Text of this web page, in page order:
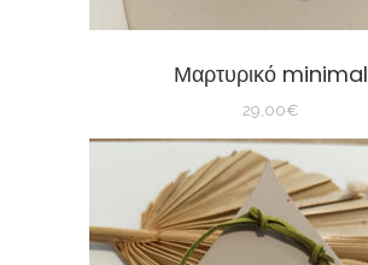
Μαρτυρικό minimal
29,00€